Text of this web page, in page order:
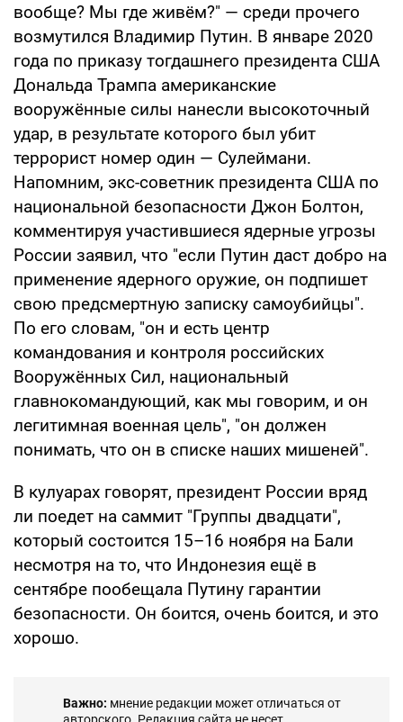
вообще? Мы где живём?" — среди прочего
возмутился Владимир Путин. В январе 2020
года по приказу тогдашнего президента США
Дональда Трампа американские
вооружённые силы нанесли высокоточный
удар, в результате которого был убит
террорист номер один — Сулеймани.
Напомним, экс-советник президента США по
национальной безопасности Джон Болтон,
комментируя участившиеся ядерные угрозы
России заявил, что "если Путин даст добро на
применение ядерного оружие, он подпишет
свою предсмертную записку самоубийцы".
По его словам, "он и есть центр
командования и контроля российских
Вооружённых Сил, национальный
главнокомандующий, как мы говорим, и он
легитимная военная цель", "он должен
понимать, что он в списке наших мишеней".
В кулуарах говорят, президент России вряд
ли поедет на саммит "Группы двадцати",
который состоится 15–16 ноября на Бали
несмотря на то, что Индонезия ещё в
сентябре пообещала Путину гарантии
безопасности. Он боится, очень боится, и это
хорошо.
Важно: мнение редакции может отличаться от
авторского. Редакция сайта не несет